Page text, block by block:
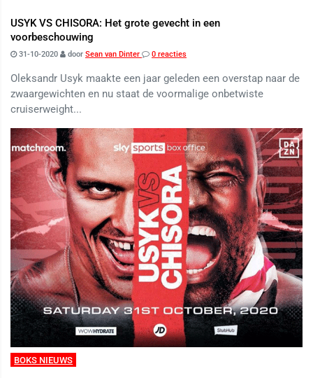
USYK VS CHISORA: Het grote gevecht in een
voorbeschouwing
31-10-2020 door Sean van Dinter 0 reacties
Oleksandr Usyk maakte een jaar geleden een overstap naar de
zwaargewichten en nu staat de voormalige onbetwiste
cruiserweight...
BOKS NIEUWS